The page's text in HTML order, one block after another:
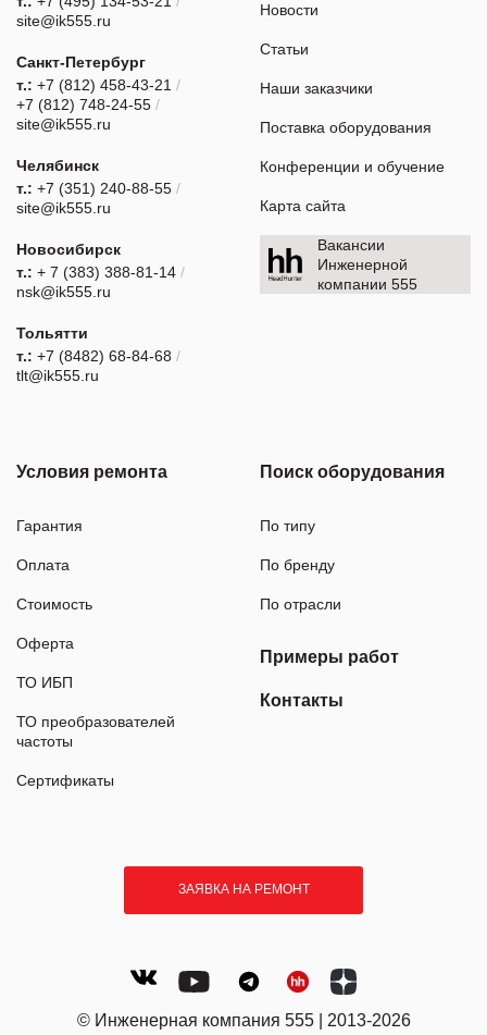
site@ik555.ru
Санкт-Петербург
т.: +7 (812) 458-43-21 /
+7 (812) 748-24-55 /
site@ik555.ru
Челябинск
т.: +7 (351) 240-88-55 /
site@ik555.ru
Новосибирск
т.: + 7 (383) 388-81-14 /
nsk@ik555.ru
Тольятти
т.: +7 (8482) 68-84-68 /
tlt@ik555.ru
Новости
Статьи
Наши заказчики
Поставка оборудования
Конференции и обучение
Карта сайта
Вакансии
Инженерной
компании 555
Условия ремонта
Гарантия
Оплата
Стоимость
Оферта
ТО ИБП
ТО преобразователей
частоты
Сертификаты
Поиск оборудования
По типу
По бренду
По отрасли
Примеры работ
Контакты
ЗАЯВКА НА РЕМОНТ
© Инженерная компания 555 | 2013-2026